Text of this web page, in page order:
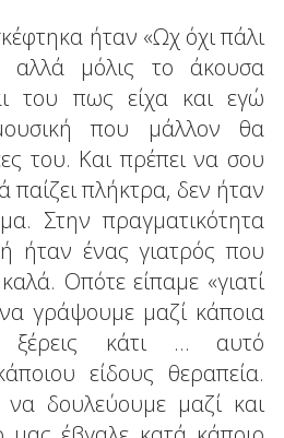
ήταν «Ωχ όχι πάλι
αλλά μόλις το άκουσα
του πως είχα και εγώ
που μάλλον θα
του. Και πρέπει να σου
πλήκτρα, δεν ήταν
Στην πραγματικότητα
ήταν ένας γιατρός που
Οπότε είπαμε «γιατί
γράψουμε μαζί κάποια
ξέρεις κάτι … αυτό
είδους θεραπεία.
να δουλεύουμε μαζί και